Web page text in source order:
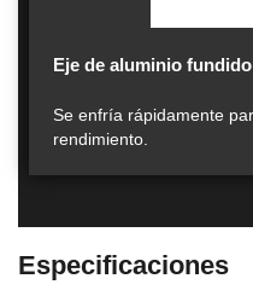
Eje de aluminio fundido
Se enfría rápidamente
rendimiento.
Especificaciones